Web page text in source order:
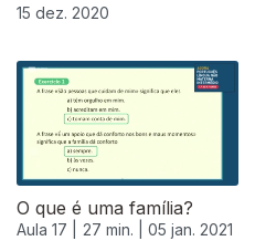
15 dez. 2020
O que é uma família?
Aula 17 | 27 min. | 05 jan. 2021